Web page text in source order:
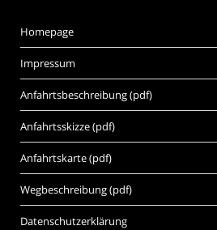
Homepage
Impressum
Anfahrtsbeschreibung (pdf)
Anfahrtsskizze (pdf)
Anfahrtskarte (pdf)
Wegbeschreibung (pdf)
Datenschutzerklärung